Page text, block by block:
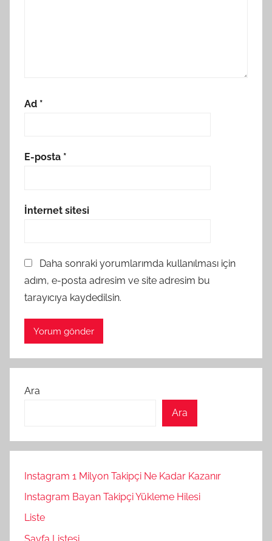
Ad *
E-posta *
İnternet sitesi
Daha sonraki yorumlarımda kullanılması için
adım, e-posta adresim ve site adresim bu
tarayıcıya kaydedilsin.
Ara
Ara
Instagram 1 Milyon Takipçi Ne Kadar Kazanır
Instagram Bayan Takipçi Yükleme Hilesi
Liste